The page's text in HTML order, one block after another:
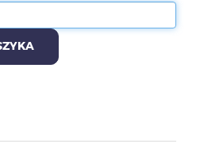
BESTSELLERY
PRODUKTY